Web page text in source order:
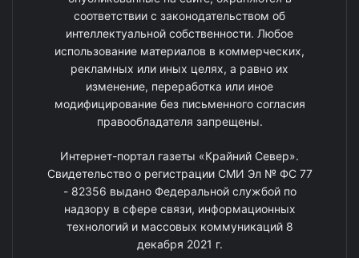
соответствии с законодательством об
интеллектуальной собственности. Любое
использование материалов в коммерческих,
рекламных или иных целях, а равно их
изменение, переработка или иное
модифицирование без письменного согласия
правообладателя запрещены.
Интернет-портал газеты «Крайний Север».
Свидетельство о регистрации СМИ Эл № ФС 77
- 82356 выдано Федеральной службой по
надзору в сфере связи, информационных
технологий и массовых коммуникаций 8
декабря 2021 г.